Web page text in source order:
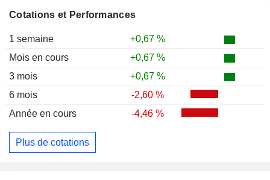
Cotations et Performances
1 semaine
+0,67 %
Mois en cours
+0,67 %
3 mois
+0,67 %
6 mois
-2,60 %
Année en cours
-4,46 %
Plus de cotations